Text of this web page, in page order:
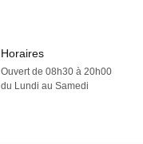
Horaires
Ouvert de 08h30 à 20h00
du Lundi au Samedi